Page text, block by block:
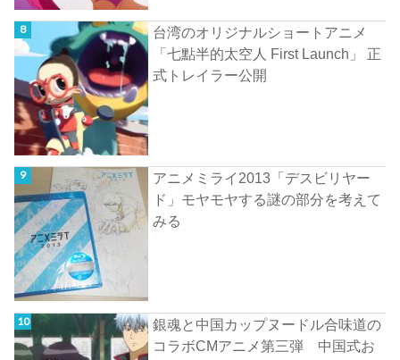
台湾のオリジナルショートアニメ
「七點半的太空人 First Launch」 正
式トレイラー公開
アニメミライ2013「デスビリヤー
ド」モヤモヤする謎の部分を考えて
みる
銀魂と中国カップヌードル合味道の
コラボCMアニメ第三弾 中国式お